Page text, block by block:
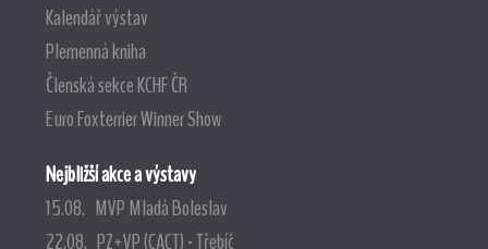
Kalendář výstav
Plemenná kniha
Členská sekce KCHF ČR
Euro Foxterrier Winner Show
Nejbližší akce a výstavy
15.08. MVP Mladá Boleslav
22.08. PZ+VP (CACT) - Třebíč